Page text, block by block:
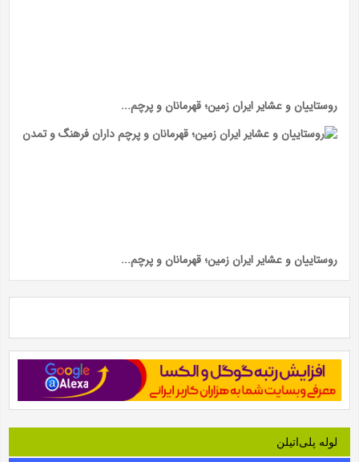
روستاییان و عشایر ایران زمین؛ قهرمانان و پرچم...
روستاییان و عشایر ایران زمین؛ قهرمانان و پرچم...
لوله‌ پلی‌اتیلن